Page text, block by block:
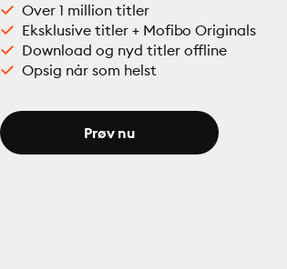
Over 1 million titler
Eksklusive titler + Mofibo Originals
Download og nyd titler offline
Opsig når som helst
Prøv nu